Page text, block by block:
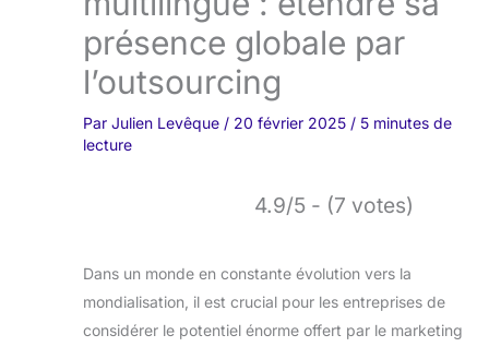
présence globale par
l’outsourcing
Par Julien Levêque / 20 février 2025 / 5 minutes de
lecture
4.9/5 - (7 votes)
Dans un monde en constante évolution vers la
mondialisation, il est crucial pour les entreprises de
considérer le potentiel énorme offert par le marketing